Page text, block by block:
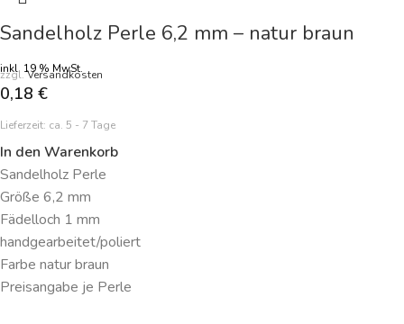
Sandelholz Perle 6,2 mm – natur braun
inkl. 19 % MwSt.
zzgl.Versandkosten
0,18 €
Lieferzeit: ca. 5 - 7 Tage
In den Warenkorb
Sandelholz Perle
Größe 6,2 mm
Fädelloch 1 mm
handgearbeitet/poliert
Farbe natur braun
Preisangabe je Perle